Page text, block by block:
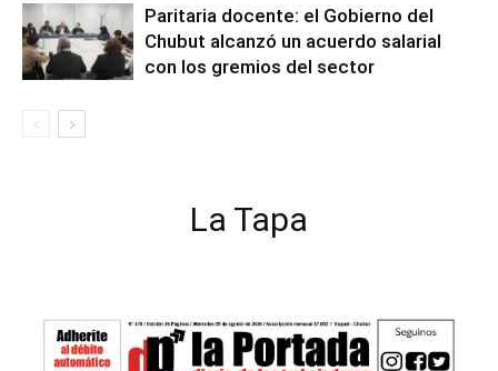
Paritaria docente: el Gobierno del
Chubut alcanzó un acuerdo salarial
con los gremios del sector
La Tapa